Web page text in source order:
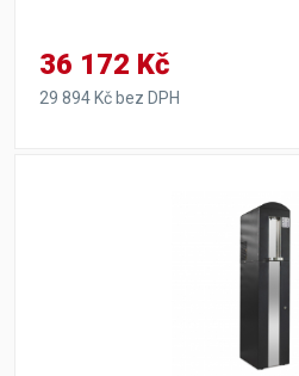
36 172 Kč
29 894 Kč bez DPH